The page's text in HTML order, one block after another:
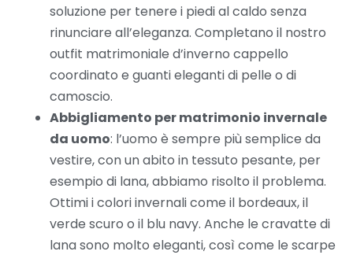
soluzione per tenere i piedi al caldo senza
rinunciare all’eleganza. Completano il nostro
outfit matrimoniale d’inverno cappello
coordinato e guanti eleganti di pelle o di
camoscio.
Abbigliamento per matrimonio invernale
da uomo: l’uomo è sempre più semplice da
vestire, con un abito in tessuto pesante, per
esempio di lana, abbiamo risolto il problema.
Ottimi i colori invernali come il bordeaux, il
verde scuro o il blu navy. Anche le cravatte di
lana sono molto eleganti, così come le scarpe